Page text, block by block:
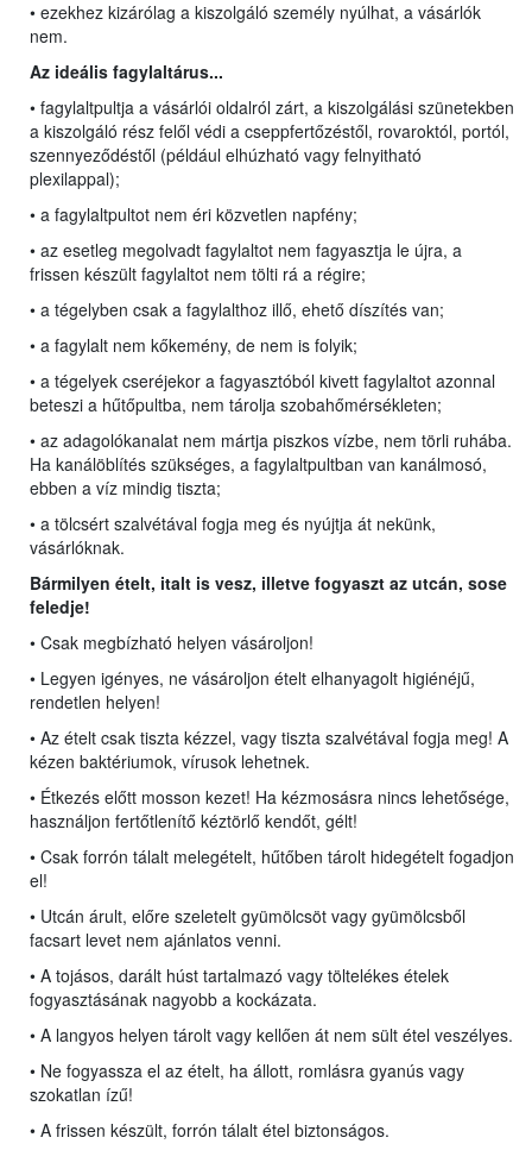
• ezekhez kizárólag a kiszolgáló személy nyúlhat, a vásárlók
nem.
Az ideális fagylaltárus...
• fagylaltpultja a vásárlói oldalról zárt, a kiszolgálási szünetekben
a kiszolgáló rész felől védi a cseppfertőzéstől, rovaroktól, portól,
szennyeződéstől (például elhúzható vagy felnyitható
plexilappal);
• a fagylaltpultot nem éri közvetlen napfény;
• az esetleg megolvadt fagylaltot nem fagyasztja le újra, a
frissen készült fagylaltot nem tölti rá a régire;
• a tégelyben csak a fagylalthoz illő, ehető díszítés van;
• a fagylalt nem kőkemény, de nem is folyik;
• a tégelyek cseréjekor a fagyasztóból kivett fagylaltot azonnal
beteszi a hűtőpultba, nem tárolja szobahőmérsékleten;
• az adagolókanalat nem mártja piszkos vízbe, nem törli ruhába.
Ha kanálöblítés szükséges, a fagylaltpultban van kanálmosó,
ebben a víz mindig tiszta;
• a tölcsért szalvétával fogja meg és nyújtja át nekünk,
vásárlóknak.
Bármilyen ételt, italt is vesz, illetve fogyaszt az utcán, sose
feledje!
• Csak megbízható helyen vásároljon!
• Legyen igényes, ne vásároljon ételt elhanyagolt higiénéjű,
rendetlen helyen!
• Az ételt csak tiszta kézzel, vagy tiszta szalvétával fogja meg! A
kézen baktériumok, vírusok lehetnek.
• Étkezés előtt mosson kezet! Ha kézmosásra nincs lehetősége,
használjon fertőtlenítő kéztörlő kendőt, gélt!
• Csak forrón tálalt melegételt, hűtőben tárolt hidegételt fogadjon
el!
• Utcán árult, előre szeletelt gyümölcsöt vagy gyümölcsből
facsart levet nem ajánlatos venni.
• A tojásos, darált húst tartalmazó vagy töltelékes ételek
fogyasztásának nagyobb a kockázata.
• A langyos helyen tárolt vagy kellően át nem sült étel veszélyes.
• Ne fogyassza el az ételt, ha állott, romlásra gyanús vagy
szokatlan ízű!
• A frissen készült, forrón tálalt étel biztonságos.